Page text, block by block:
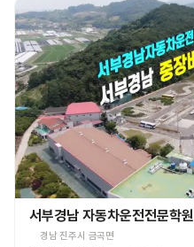
서부경남 자동차운전전문학원
경남 진주시 금곡면